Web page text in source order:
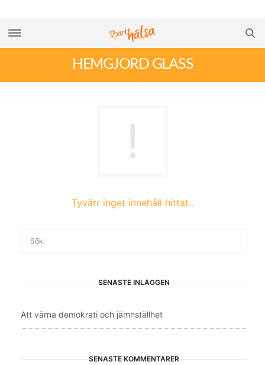
HEMGJORD GLASS
Tyvärr inget innehåll hittat..
SENASTE INLÄGGEN
Att värna demokrati och jämnställhet
SENASTE KOMMENTARER